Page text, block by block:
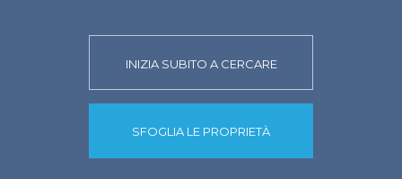
INIZIA SUBITO A CERCARE
SFOGLIA LE PROPRIETÀ